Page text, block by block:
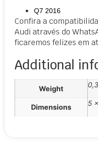
Q7 2016
Confira a
Audi através do
ficaremos felizes em
Additional
Weight
Dimensions 5